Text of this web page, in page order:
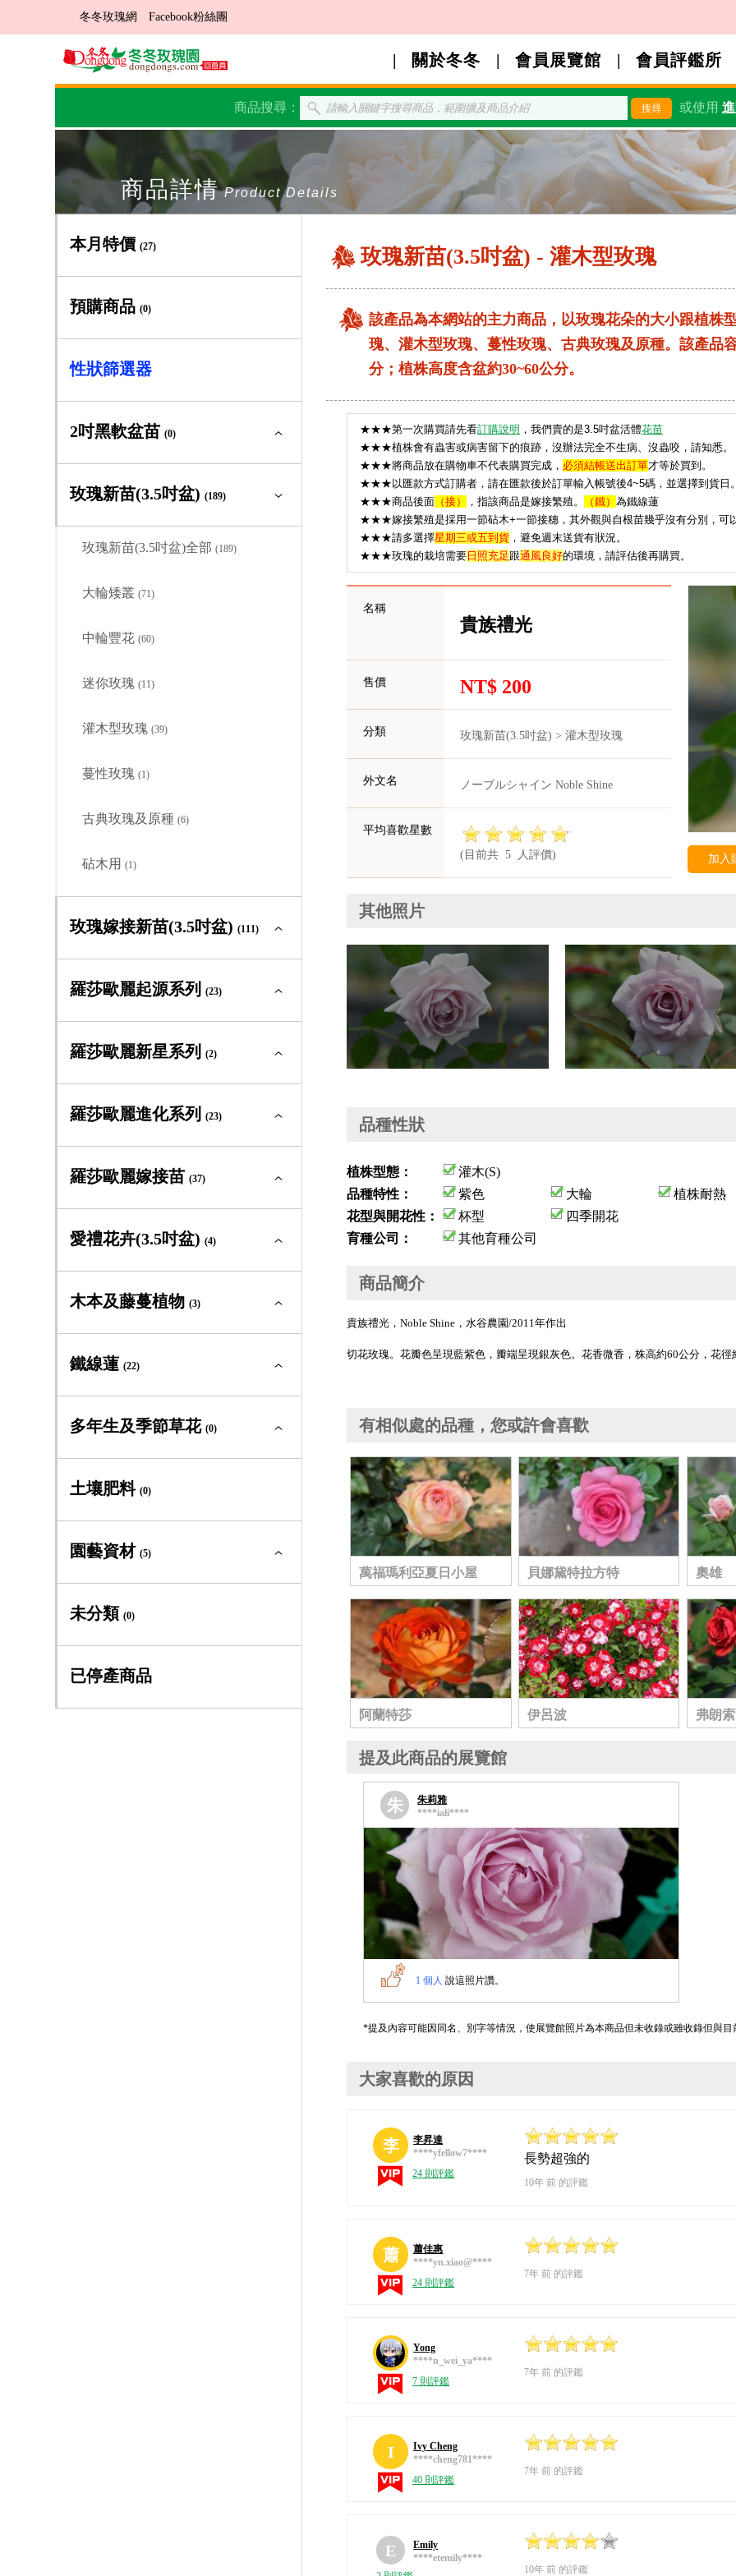
冬冬玫瑰網 Facebook粉絲團
關於冬冬 會員展覽館 會員評鑑所
商品搜尋： 或使用
商品詳情 Product Details
本月特價(27)
預購商品(0)
性狀篩選器
2吋黑軟盆苗(0)
2吋黑軟盆苗全部(0)
大輪矮叢
玫瑰新苗(3.5吋盆)(189)
玫瑰新苗(3.5吋盆)全部(189)
大輪矮叢(71)
中輪豐花(60)
迷你玫瑰(11)
灌木型玫瑰(39)
蔓性玫瑰(1)
古典玫瑰及原種(6)
砧木用(1)
玫瑰嫁接新苗(3.5吋盆)(111)
玫瑰嫁接新苗(3.5吋盆)全部
大輪矮叢
迷你玫瑰(3)
蔓性玫瑰(1)
古典玫瑰及原種
羅莎歐麗起源系列(23)
羅莎歐麗起源系列全部
大輪矮叢
迷你玫瑰(2)
蔓性玫瑰(0)
羅莎歐麗新星系列(2)
羅莎歐麗新星系列全部
大輪矮叢
迷你玫瑰(0)
蔓性玫瑰(0)
羅莎歐麗進化系列(23)
羅莎歐麗進化系列全部
大輪矮叢
迷你玫瑰(0)
蔓性玫瑰(0)
羅莎歐麗嫁接苗(37)
羅莎歐麗嫁接苗全部
大輪矮叢
迷你玫瑰(0)
蔓性玫瑰(0)
愛禮花卉(3.5吋盆)(4)
愛禮花卉(3.5吋盆)全部
中輪豐花
嫁接苗(1)
木本及藤蔓植物(3)
木本及藤蔓植物全部
常綠及落葉灌木
鐵線蓮(22)
鐵線蓮全部(22)
新世界組
早大花組 (3)
義大利組(6)
全緣組
多年生及季節草花(0)
多年生及季節草花全部
多年生草本
土壤肥料(0)
園藝資材(5)
園藝資材全部
專利四方盆
未分類(0)
已停產商品
玫瑰新苗(3.5吋盆) - 灌木型玫瑰
該產品為本網站的主力商品，以玫瑰花朵的大小跟植株
瑰、灌木型玫瑰、蔓性玫瑰、古典玫瑰及原種。該產品
分；植株高度含盆約30~60公分。
★★★第一次購買請先看訂購說明 ，我們賣的是3.5吋盆活體花苗
★★★植株會有蟲害或病害留下的痕跡，沒辦法完全不生病、沒蟲咬，請知悉。
★★★將商品放在購物車不代表購買完成， 必須結帳送出訂單才等於買到。
★★★以匯款方式訂購者，請在匯款後於訂單輸入帳號後4~5碼，並選擇到貨日
★★★商品後面 （接） ，指該商品是嫁接繁殖。 （鐵）為鐵線蓮
★★★嫁接繁殖是採用一節砧木+一節接穗，其外觀與自根苗幾乎沒有分別，可
★★★請多選擇星期三或五到貨 ，避免週末送貨有狀況。
★★★玫瑰的栽培需要日照充足 跟通風良好的環境，請評估後再購買。
加入
名稱
貴族禮光
售價 NT$ 200
分類 玫瑰新苗(3.5吋盆) > 灌木型玫瑰
外文名 ノーブルシャイン Noble Shine
平均喜歡星數
(目前共 5 人評價)
其他照片
品種性狀
植株型態：
灌木(S)
品種特性：
紫色 大輪
植株耐熱
花型與開花性：
杯型
四季開花
育種公司：
其他育種公司
商品簡介
貴族禮光，Noble Shine，水谷農園/2011年作出
切花玫瑰。花瓣色呈現藍紫色，瓣端呈現銀灰色。花香微香，株高約60公分，花
有相似處的品種，您或許會喜歡
萬福瑪利亞夏日小屋 貝娜黛特拉方特 奧雄
阿蘭特莎 伊呂波 弗朗
提及此商品的展覽館
朱
朱莉雅
****iali****
1 個人 說這照片讚。
*提及內容可能因同名、別字等情況，使展覽館照片為本商品但未收錄或雖收錄但與
大家喜歡的原因
李
李昇達
****yfellow7****
24 則評鑑
長勢超強的
10年 前 的評鑑
蕭
蕭佳惠
****yn.xiao@****
24 則評鑑
7年 前 的評鑑
Yong
****n_wei_ya****
7 則評鑑
7年 前 的評鑑
I
Ivy Cheng
****cheng781****
40 則評鑑
7年 前 的評鑑
E
Emily
****etemily****
10年 前 的評鑑